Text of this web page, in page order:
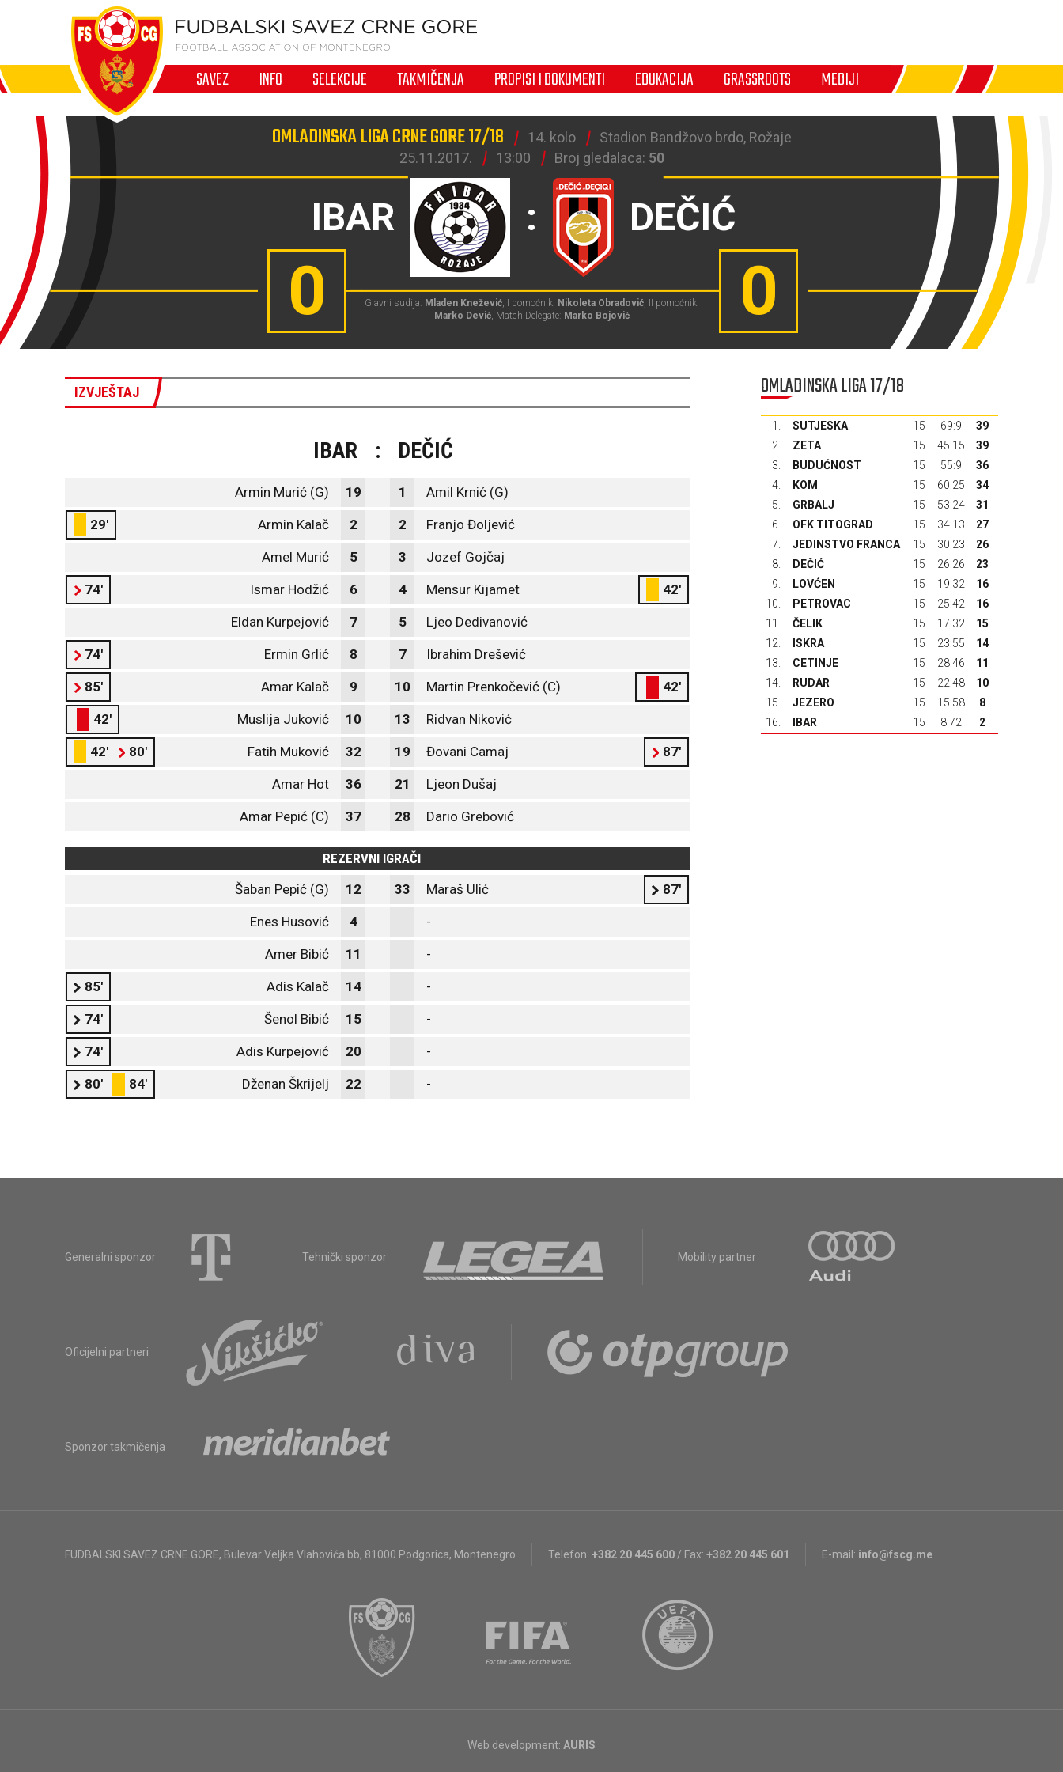
SAVEZ INFO SELEKCIJE TAKMIČENJA PROPISI I DOKUMENTI EDUKACIJA GRASSROOTS MEDIJI
OMLADINSKA LIGA CRNE GORE 17/18 14. kolo
Stadion Bandžovo brdo, Rožaje
25.11.2017.
13:00 Broj gledalaca: 50
IBAR : DEČIĆ
0 0
Glavni sudija: Mladen Knežević, I pomoćnik: Nikoleta Obradović, II pomoćnik:
Marko Dević, Match Delegate: Marko Bojović
IZVJEŠTAJ
IBAR : DEČIĆ
Armin Murić (G) 19 1 Amil Krnić (G)
29' Armin Kalač 2 2 Franjo Đoljević
Amel Murić 5 3 Jozef Gojčaj
74' Ismar Hodžić 6 4 Mensur Kijamet 42'
Eldan Kurpejović 7 5 Ljeo Dedivanović
74' Ermin Grlić 8 7 Ibrahim Drešević
85' Amar Kalač 9 10 Martin Prenkočević (C) 42'
42' Muslija Juković 10 13 Ridvan Niković
42' 80' Fatih Muković 32 19 Đovani Camaj 87'
Amar Hot 36 21 Ljeon Dušaj
Amar Pepić (C) 37 28 Dario Grebović
REZERVNI IGRAČI
Šaban Pepić (G)
12 33 Maraš Ulić 87'
Enes Husović 4 -
Amer Bibić 11 -
85' Adis Kalač 14 -
74' Šenol Bibić 15 -
74' Adis Kurpejović 20 -
80' 84' Dženan Škrijelj 22 -
OMLADINSKA LIGA 17/18
1. SUTJESKA 15 69:9
39
2.
ZETA 15 45:15
39
3.
BUDUĆNOST 15 55:9
36
4.
KOM 15 60:25
34
5.
GRBALJ 15 53:24
31
6.
OFK TITOGRAD 15 34:13
27
7.
JEDINSTVO FRANCA 15 30:23
26
8.
DEČIĆ 15 26:26
23
9.
LOVĆEN 15 19:32
16
10.
PETROVAC 15 25:42
16
11.
ČELIK 15 17:32
15
12.
ISKRA 15 23:55
14
13.
CETINJE 15 28:46
11
14.
RUDAR 15 22:48
10
15.
JEZERO 15 15:58
8
16.
IBAR 15 8:72 2
Generalni sponzor Tehnički sponzor Mobility partner
Oficijelni partneri
Sponzor takmičenja
FUDBALSKI SAVEZ CRNE GORE, Bulevar Veljka Vlahovića bb, 81000 Podgorica, Montenegro Telefon: +382 20 445 600 / Fax: +382 20 445 601 E-mail: info@fscg.me
Web development: AURIS